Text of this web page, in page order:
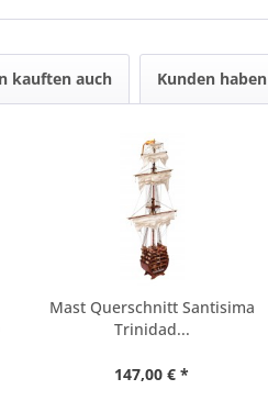
kauften auch Kunden
Mast Querschnitt Santisima
Trinidad...
147,00 € *